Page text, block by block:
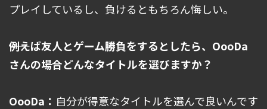
プレイしているし、負けるともちろん悔しい。
――例えば友人とゲーム勝負をするとしたら、OooDa
さんの場合どんなタイトルを選びますか？
OooDa： 自分が得意なタイトルを選んで良いんです